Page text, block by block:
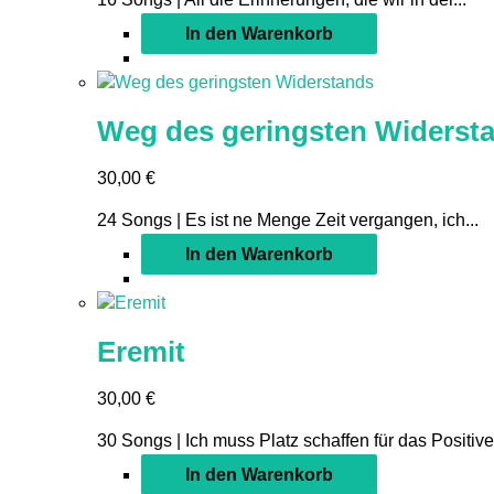
In den Warenkorb
Weg des geringsten
30,00 €
24 Songs | Es ist ne Menge Zeit vergangen, ich...
In den Warenkorb
Eremit
30,00 €
30 Songs | Ich muss Platz schaffen für das
In den Warenkorb